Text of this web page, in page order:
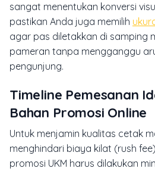
sangat menentukan konversi
pastikan Anda juga memilih
agar pas diletakkan di samping
pameran tanpa mengganggu
pengunjung.
Timeline Pemesanan
Bahan Promosi Online
Untuk menjamin kualitas cetak
menghindari biaya kilat (rush
promosi UKM harus dilakukan